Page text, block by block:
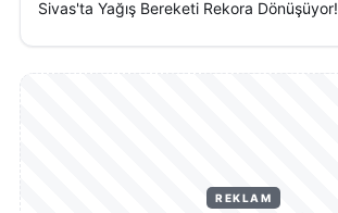
Sivas'ta Yağış Bereketi Rekora Dönüşüyor!
REKLAM